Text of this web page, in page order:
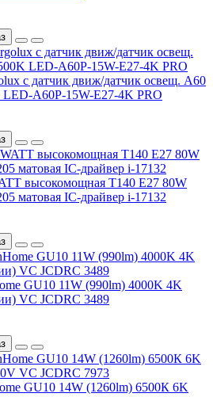
с датчик движ/датчик освещ. A60
A60P-15W-E27-4K PRO
высокомощная T140 E27 80W
матовая IC-драйвер i-17132
GU10 11W (990lm) 4000K 4K
VC JCDRC 3489
GU10 14W (1260lm) 6500К 6K